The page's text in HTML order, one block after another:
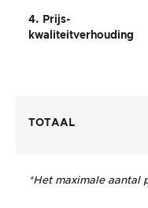
4. Prijs-
kwaliteitverhouding
TOTAAL
*Het maximale aantal